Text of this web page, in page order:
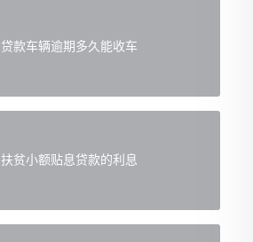
贷款车辆逾期多久能收车
扶贫小额贴息贷款的利息